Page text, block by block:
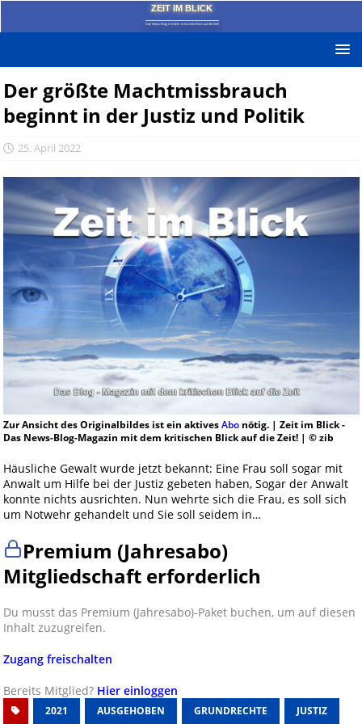
ZEIT IM BLICK
Das News-Blog mit dem kritischen Blick auf die Zeit!
Der größte Machtmissbrauch
beginnt in der Justiz und Politik
25. April 2022
Zur Ansicht des Originalbildes ist ein aktivesAbonötig. | Zeit im Blick -
Das News-Blog-Magazin mit dem kritischen Blick auf die Zeit! | © zib
Häusliche Gewalt wurde jetzt bekannt: Eine Frau soll sogar mit
Anwalt um Hilfe bei der Justiz gebeten haben, Sogar der Anwalt
konnte nichts ausrichten. Nun wehrte sich die Frau, es soll sich
um Notwehr gehandelt und Sie soll seidem in…
Premium (Jahresabo)
Mitgliedschaft erforderlich
Du musst das Premium (Jahresabo)-Paket buchen, um auf diesen
Inhalt zuzugreifen.
Zugang freischalten
Bereits Mitglied? Hier einloggen
2021 AUSGEHOBEN GRUNDRECHTE JUSTIZ